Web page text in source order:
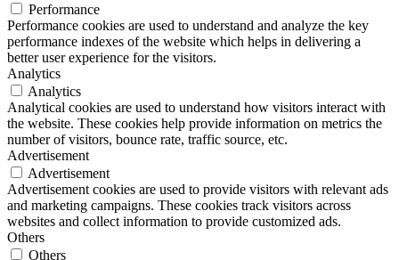
Performance
Performance cookies are used to understand and analyze the key
performance indexes of the website which helps in delivering a
better user experience for the visitors.
Analytics
Analytics
Analytical cookies are used to understand how visitors interact with
the website. These cookies help provide information on metrics the
number of visitors, bounce rate, traffic source, etc.
Advertisement
Advertisement
Advertisement cookies are used to provide visitors with relevant ads
and marketing campaigns. These cookies track visitors across
websites and collect information to provide customized ads.
Others
Others